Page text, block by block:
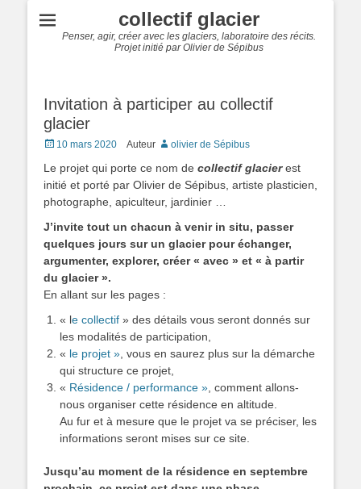
collectif glacier
Penser, agir, créer avec les glaciers, laboratoire des récits.
Projet initié par Olivier de Sépibus
Invitation à participer au collectif
glacier
Posted
10 mars 2020 Auteur olivier de Sépibus
Le projet qui porte ce nom de collectif glacierest
initié et porté par Olivier de Sépibus, artiste plasticien,
photographe, apiculteur, jardinier …
J’invite tout un chacun à venir in situ, passer
quelques jours sur un glacier pour échanger,
argumenter, explorer, créer « avec » et « à partir
du glacier ».
En allant sur les pages :
« le collectif » des détails vous seront donnés sur
les modalités de participation,
« le projet » , vous en saurez plus sur la démarche
qui structure ce projet,
« Résidence / performance » , comment allons-
nous organiser cette résidence en altitude.
Au fur et à mesure que le projet va se préciser, les
informations seront mises sur ce site.
Jusqu’au moment de la résidence en septembre